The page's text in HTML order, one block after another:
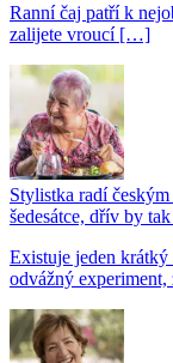
Ranní čaj patří k
zalijete vroucí […]
Stylistka radí
šedesátce, dřív by
Existuje jeden krátký
odvážný experiment,